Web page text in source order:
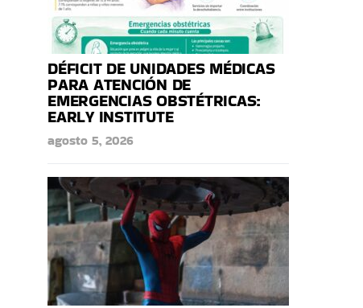
DÉFICIT DE UNIDADES MÉDICAS
PARA ATENCIÓN DE
EMERGENCIAS OBSTÉTRICAS:
EARLY INSTITUTE
agosto 5, 2026